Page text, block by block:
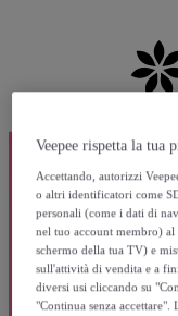
Veepee rispetta la tua
Accettando, autorizzi
o altri identificatori come
personali (come i dati di
nel tuo account membro)
schermo della tua TV) e
sull'attività di vendita e a
diversi usi cliccando su
"Continua senza accettare".